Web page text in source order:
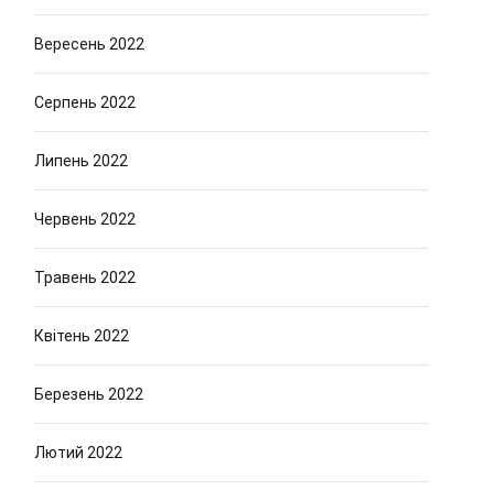
Вересень 2022
Серпень 2022
Липень 2022
Червень 2022
Травень 2022
Квітень 2022
Березень 2022
Лютий 2022